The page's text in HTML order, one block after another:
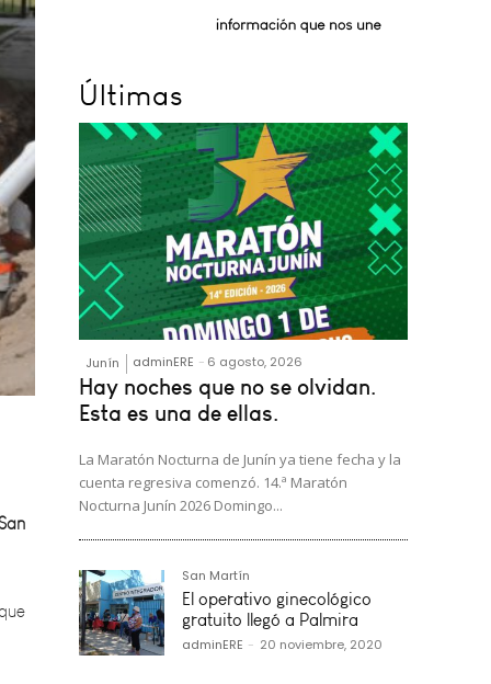
Últimas
Junín adminERE - 6 agosto, 2026
Hay noches que no se olvidan.
Esta es una de ellas.
La Maratón Nocturna de Junín ya tiene fecha y la
cuenta regresiva comenzó. 14.ª Maratón
Nocturna Junín 2026 Domingo...
San Martín
El operativo ginecológico
gratuito llegó a Palmira
adminERE - 20 noviembre, 2020